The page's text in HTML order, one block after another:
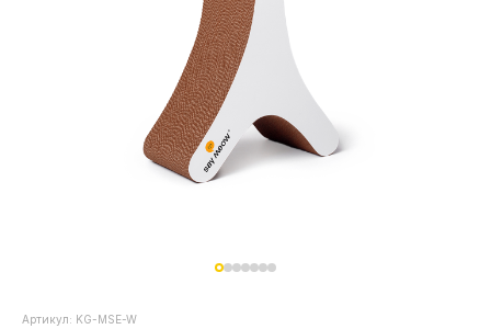
Артикул: KG-MSE-W